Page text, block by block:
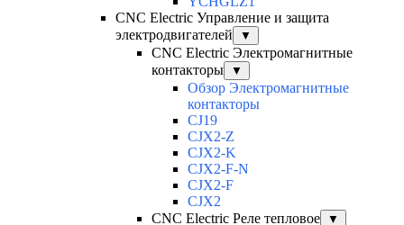
CNC Electric Управление и защита
электродвигателей
▼
CNC Electric Электромагнитные
контакторы
▼
Обзор Электромагнитные
контакторы
CJ19
CJX2-Z
CJX2-K
CJX2-F-N
CJX2-F
CJX2
CNC Electric Реле тепловое
▼